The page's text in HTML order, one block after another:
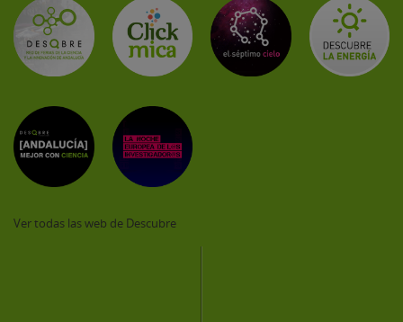
Ver todas las web de Descubre